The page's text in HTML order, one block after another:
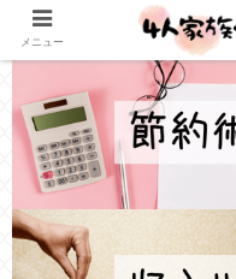
メニュー